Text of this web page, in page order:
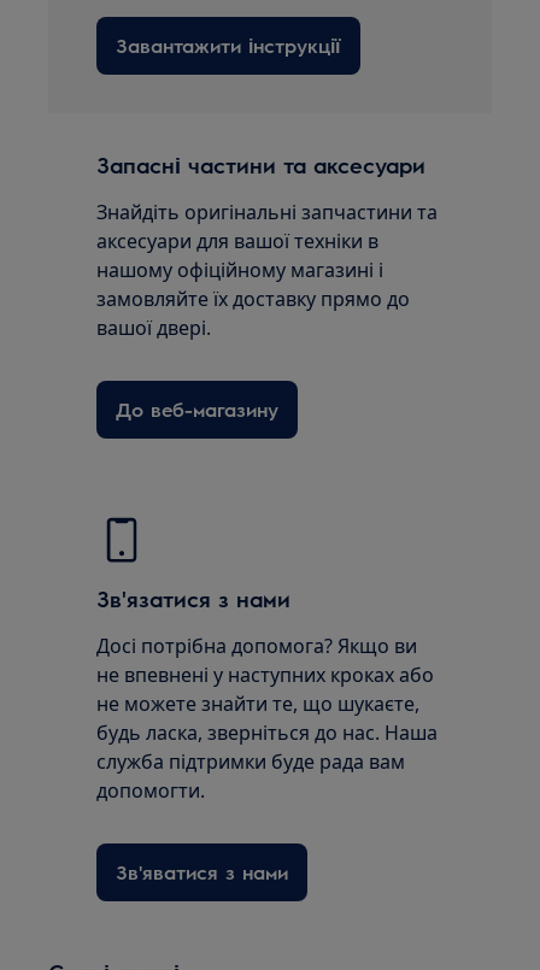
Завантажити інструкції
Запасні частини та аксесуари
Знайдіть оригінальні запчастини та
аксесуари для вашої техніки в
нашому офіційному магазині і
замовляйте їх доставку прямо до
вашої двері.
До веб-магазину
Зв'язатися з нами
Досі потрібна допомога? Якщо ви
не впевнені у наступних кроках або
не можете знайти те, що шукаєте,
будь ласка, зверніться до нас. Наша
служба підтримки буде рада вам
допомогти.
Зв'яватися з нами